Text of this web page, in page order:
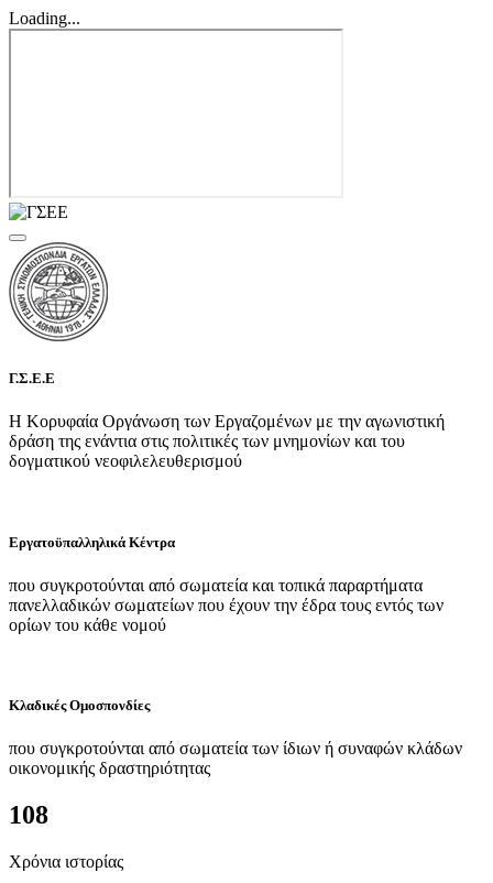
Loading...
Γ.Σ.Ε.Ε
Η Κορυφαία Οργάνωση των Εργαζομένων με την αγωνιστική
δράση της ενάντια στις πολιτικές των μνημονίων και του
δογματικού νεοφιλελευθερισμού
Εργατοϋπαλληλικά Κέντρα
που συγκροτούνται από σωματεία και τοπικά παραρτήματα
πανελλαδικών σωματείων που έχουν την έδρα τους εντός των
ορίων του κάθε νομού
Κλαδικές Ομοσπονδίες
που συγκροτούνται από σωματεία των ίδιων ή συναφών κλάδων
οικονομικής δραστηριότητας
108
Χρόνια ιστορίας